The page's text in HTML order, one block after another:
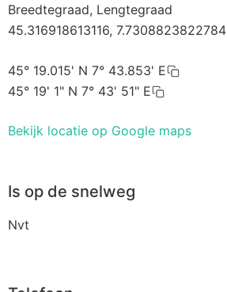
Breedtegraad, Lengtegraad
45.316918613116, 7.7308823822784
45° 19.015' N 7° 43.853' E
45° 19' 1" N 7° 43' 51" E
Bekijk locatie op Google maps
Is op de snelweg
Nvt